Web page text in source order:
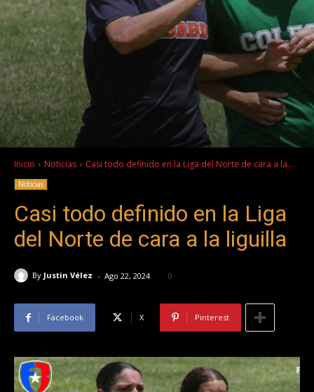
Inicio Noticias Casi todo definido en la Liga del Norte de cara a la...
Noticias
Casi todo definido en la Liga
del Norte de cara a la liguilla
By Justin Vélez - Ago 22, 2024 0
Facebook X Pinterest